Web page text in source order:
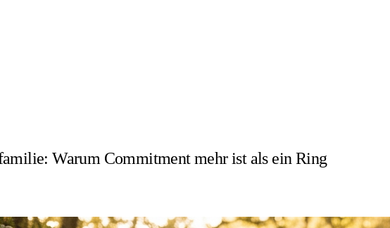
Warum Commitment mehr ist als ein Ring